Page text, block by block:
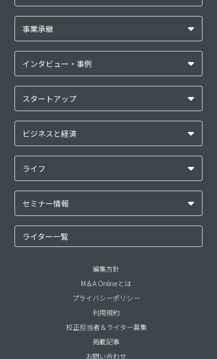
事業承継
インタビュー・事例
スタートアップ
ビジネスと経済
ライフ
セミナー情報
ライター一覧
編集方針
M＆A Onlineとは
プライバシーポリシー
利用規約
校正担当者＆ライター募集
掲載記事
お問い合わせ